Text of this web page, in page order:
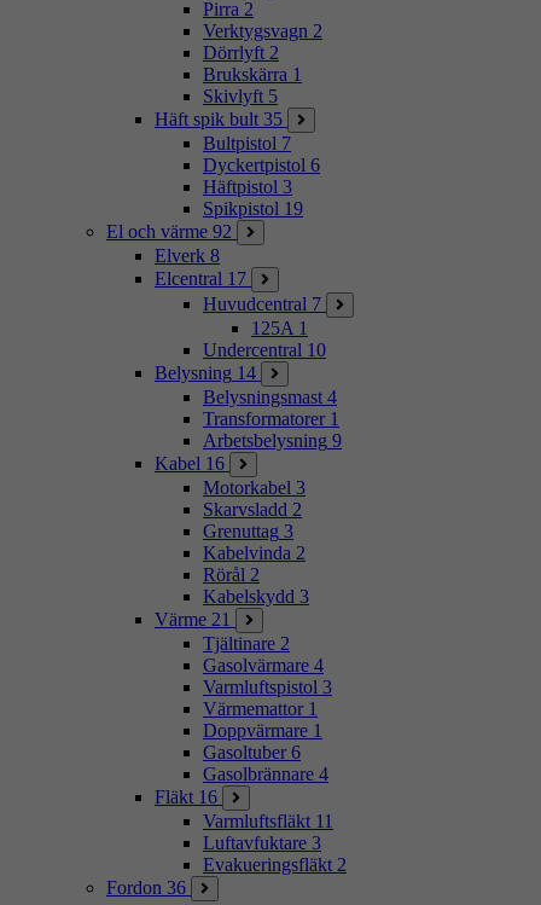
Pirra 2
Verktygsvagn 2
Dörrlyft 2
Brukskärra 1
Skivlyft 5
Häft spik bult 35
Bultpistol 7
Dyckertpistol 6
Häftpistol 3
Spikpistol 19
El och värme 92
Elverk 8
Elcentral 17
Huvudcentral 7
125A 1
Undercentral 10
Belysning 14
Belysningsmast 4
Transformatorer 1
Arbetsbelysning 9
Kabel 16
Motorkabel 3
Skarvsladd 2
Grenuttag 3
Kabelvinda 2
Rörål 2
Kabelskydd 3
Värme 21
Tjältinare 2
Gasolvärmare 4
Varmluftspistol 3
Värmemattor 1
Doppvärmare 1
Gasoltuber 6
Gasolbrännare 4
Fläkt 16
Varmluftsfläkt 11
Luftavfuktare 3
Evakueringsfläkt 2
Fordon 36